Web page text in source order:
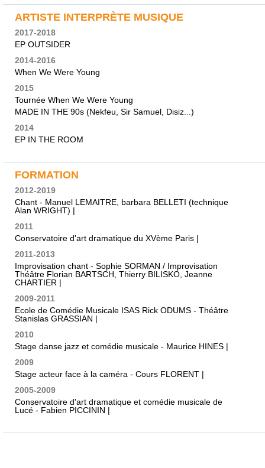
ARTISTE INTERPRÈTE MUSIQUE
2017-2018
EP OUTSIDER
2014-2016
When We Were Young
2015
Tournée When We Were Young
MADE IN THE 90s (Nekfeu, Sir Samuel, Disiz...)
2014
EP IN THE ROOM
FORMATION
2012-2019
Chant - Manuel LEMAITRE, barbara BELLETI (technique
Alan WRIGHT) |
2011
Conservatoire d'art dramatique du XVème Paris |
2011-2013
Improvisation chant - Sophie SORMAN / Improvisation
Théâtre Florian BARTSCH, Thierry BILISKO, Jeanne
CHARTIER |
2009-2011
Ecole de Comédie Musicale ISAS Rick ODUMS - Théâtre
Stanislas GRASSIAN |
2010
Stage danse jazz et comédie musicale - Maurice HINES |
2009
Stage acteur face à la caméra - Cours FLORENT |
2005-2009
Conservatoire d'art dramatique et comédie musicale de
Lucé - Fabien PICCININ |